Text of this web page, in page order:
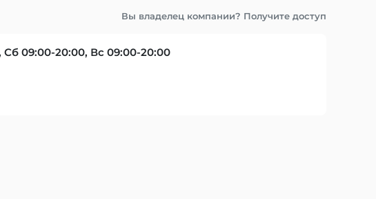
Вы владелец компании? Получите доступ
09:00-20:00, Вс 09:00-20:00